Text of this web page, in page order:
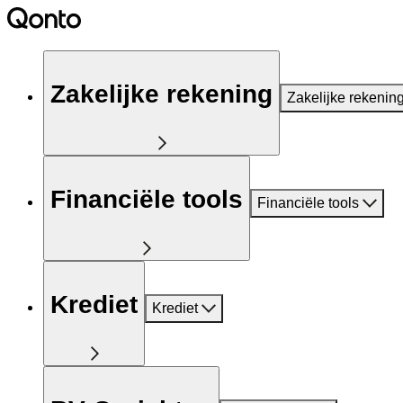
Zakelijke rekening Zakelijke
Financiële tools Financiële tools
Krediet Krediet